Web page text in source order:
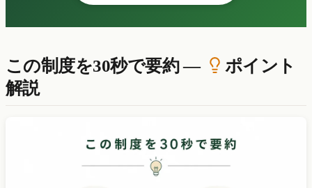
この制度を30秒で要約 —
ポイント
解説